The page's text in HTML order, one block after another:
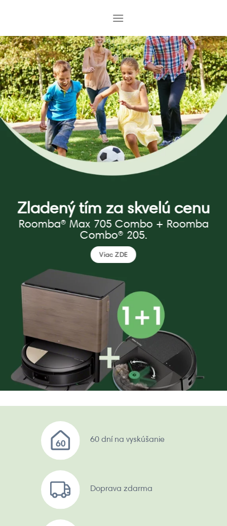
Zladený tím za skvelú cenu
Roomba® Max 705 Combo + Roomba
Combo® 205.
Viac ZDE
60 dní na vyskúšanie
Doprava zdarma